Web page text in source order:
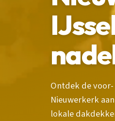
Ontdek de
Nieuwerkerk
lokale